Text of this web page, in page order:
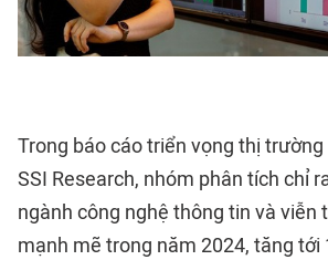
Trong báo cáo triển vọng thị
SSI Research, nhóm phân tích chỉ
ngành công nghệ thông tin và viễn
mạnh mẽ trong năm 2024, tăng tới